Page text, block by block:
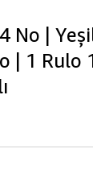
No |
| 1 Rulo